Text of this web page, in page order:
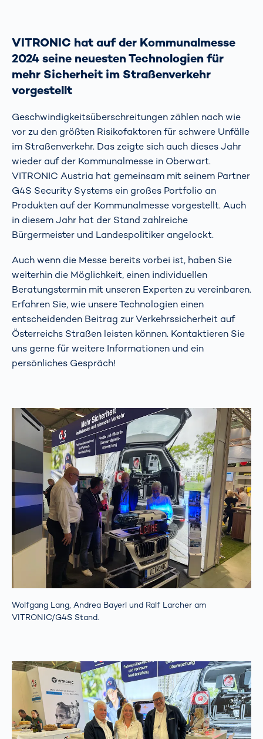
VITRONIC hat auf der Kommunalmesse
2024 seine neuesten Technologien für
mehr Sicherheit im Straßenverkehr
vorgestellt
Geschwindigkeitsüberschreitungen zählen nach wie
vor zu den größten Risikofaktoren für schwere Unfälle
im Straßenverkehr. Das zeigte sich auch dieses Jahr
wieder auf der Kommunalmesse in Oberwart.
VITRONIC Austria hat gemeinsam mit seinem Partner
G4S Security Systems ein großes Portfolio an
Produkten auf der Kommunalmesse vorgestellt. Auch
in diesem Jahr hat der Stand zahlreiche
Bürgermeister und Landespolitiker angelockt.
Auch wenn die Messe bereits vorbei ist, haben Sie
weiterhin die Möglichkeit, einen individuellen
Beratungstermin mit unseren Experten zu vereinbaren.
Erfahren Sie, wie unsere Technologien einen
entscheidenden Beitrag zur Verkehrssicherheit auf
Österreichs Straßen leisten können. Kontaktieren Sie
uns gerne für weitere Informationen und ein
persönliches Gespräch!
Wolfgang Lang, Andrea Bayerl und Ralf Larcher am
VITRONIC/G4S Stand.